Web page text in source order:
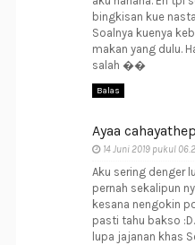
bingkisan kue
Soalnya kuenya
makan yang dulu.
salah ��
Balas
Ayaa
14 Juni 2019 pukul
Aku sering denger
pernah sekalipun
kesana nengokin
pasti tahu bakso
lupa jajanan khas